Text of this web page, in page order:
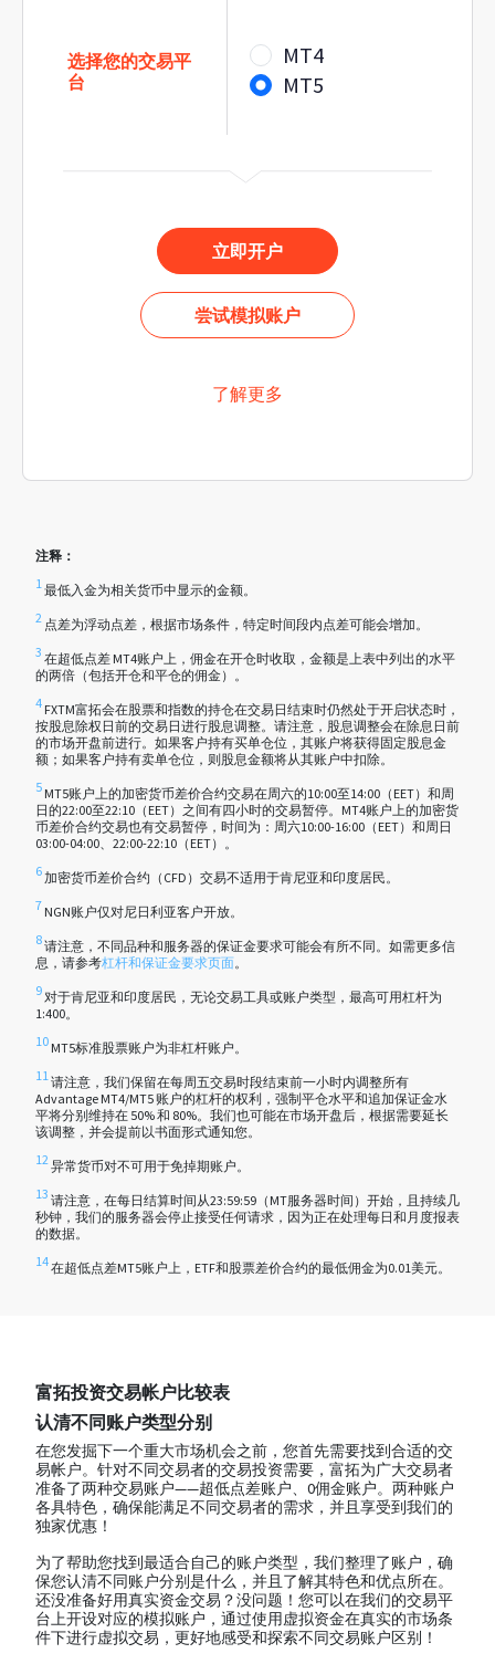
选择您的交易平
台
MT4
MT5
立即开户
尝试模拟账户
了解更多
注释：
1最低入金为相关货币中显示的金额。
2 点差为浮动点差，根据市场条件，特定时间段内点差可能会增加。
3 在超低点差 MT4账户上，佣金在开仓时收取，金额是上表中列出的水平
的两倍（包括开仓和平仓的佣金）。
4 FXTM富拓会在股票和指数的持仓在交易日结束时仍然处于开启状态时，
按股息除权日前的交易日进行股息调整。请注意，股息调整会在除息日前
的市场开盘前进行。如果客户持有买单仓位，其账户将获得固定股息金
额；如果客户持有卖单仓位，则股息金额将从其账户中扣除。
5 MT5账户上的加密货币差价合约交易在周六的10:00至14:00（EET）和周
日的22:00至22:10（EET）之间有四小时的交易暂停。MT4账户上的加密货
币差价合约交易也有交易暂停，时间为：周六10:00-16:00（EET）和周日
03:00-04:00、22:00-22:10（EET）。
6加密货币差价合约（CFD）交易不适用于肯尼亚和印度居民。
7 NGN账户仅对尼日利亚客户开放。
8请注意，不同品种和服务器的保证金要求可能会有所不同。如需更多信
息，请参考杠杆和保证金要求页面。
9对于肯尼亚和印度居民，无论交易工具或账户类型，最高可用杠杆为
1:400。
10 MT5标准股票账户为非杠杆账户。
11请注意，我们保留在每周五交易时段结束前一小时内调整所有
Advantage MT4/MT5 账户的杠杆的权利，强制平仓水平和追加保证金水
平将分别维持在 50% 和 80%。我们也可能在市场开盘后，根据需要延长
该调整，并会提前以书面形式通知您。
12异常货币对不可用于免掉期账户。
13 请注意，在每日结算时间从23:59:59（MT服务器时间）开始，且持续几
秒钟，我们的服务器会停止接受任何请求，因为正在处理每日和月度报表
的数据。
14在超低点差MT5账户上，ETF和股票差价合约的最低佣金为0.01美元。
富拓投资交易帐户比较表
认清不同账户类型分别
在您发掘下一个重大市场机会之前，您首先需要找到合适的交
易帐户。针对不同交易者的交易投资需要，富拓为广大交易者
准备了两种交易账户——超低点差账户、0佣金账户。两种账户
各具特色，确保能满足不同交易者的需求，并且享受到我们的
独家优惠！
为了帮助您找到最适合自己的账户类型，我们整理了账户，确
保您认清不同账户分别是什么，并且了解其特色和优点所在。
还没准备好用真实资金交易？没问题！您可以在我们的交易平
台上开设对应的模拟账户，通过使用虚拟资金在真实的市场条
件下进行虚拟交易，更好地感受和探索不同交易账户区别！